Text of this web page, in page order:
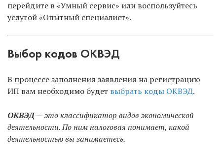
перейдите в «Умный сервис» или воспользуйтесь
услугой «Опытный специалист».
Выбор кодов ОКВЭД
В процессе заполнения заявления на регистрацию
ИП вам необходимо будет выбрать коды ОКВЭД.
ОКВЭД— это классификатор видов экономической
деятельности. По ним налоговая понимает, какой
деятельностью вы занимаетесь.